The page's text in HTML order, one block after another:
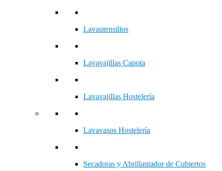
Lavautensilios
Lavavajillas Capota
Lavavajillas Hostelería
Lavavasos Hostelería
Secadoras y Abrillantador de Cubiertos